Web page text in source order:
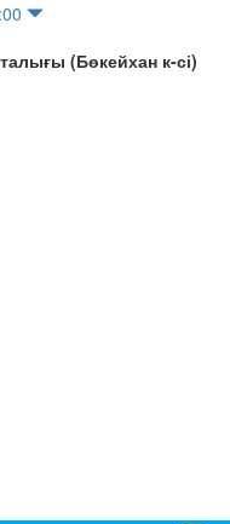
(Бөкейхан к-сі)